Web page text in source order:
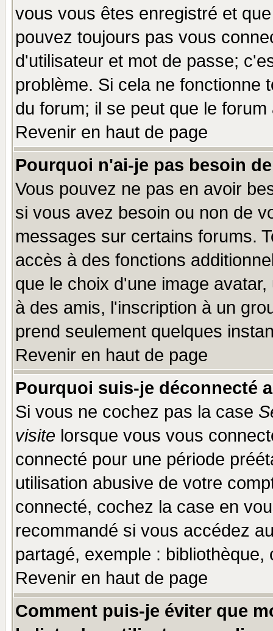
vous vous êtes enregistré et
pouvez toujours pas vous
d'utilisateur et mot de passe;
problème. Si cela ne fonctionne
du forum; il se peut que le
Revenir en haut de page
Pourquoi n'ai-je pas besoin
Vous pouvez ne pas en avoir
si vous avez besoin ou non de
messages sur certains forums.
accès à des fonctions
que le choix d'une image
à des amis, l'inscription à un
prend seulement quelques
Revenir en haut de page
Pourquoi suis-je déconnecté
Si vous ne cochez pas la case
visite lorsque vous vous
connecté pour une période
utilisation abusive de votre
connecté, cochez la case en
recommandé si vous accédez
partagé, exemple :
Revenir en haut de page
Comment puis-je éviter que